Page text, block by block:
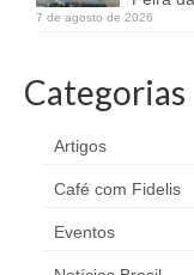
7 de agosto de 2026
Categorias
Artigos
Café com Fidelis
Eventos